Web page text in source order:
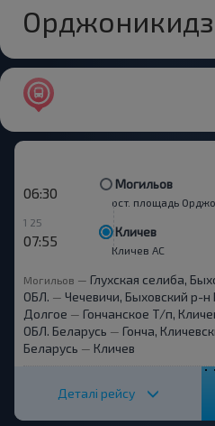
06:30
Могильов
ост. площадь
1 25
07:55
Кличев
Кличев АС
Могильов — Глухская селиба,
ОБЛ. — Чечевичи, Быховский р-
Долгое — Гончанское Т/п,
ОБЛ. Беларусь — Гонча,
Беларусь — Кличев
Деталі рейсу